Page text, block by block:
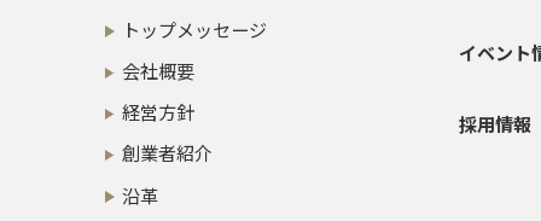
トップメッセージ
会社概要
経営方針
創業者紹介
沿革
イベント
採用情報